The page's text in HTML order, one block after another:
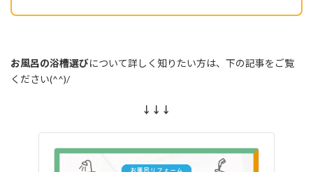
お風呂の浴槽選びについて詳しく知りたい方は、下の記事をご覧
ください(^^)/
↓↓↓